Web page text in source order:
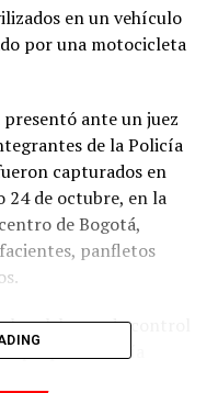
en un vehículo
por una motocicleta
ante un juez
de la Policía
capturados en
24 de octubre, en la
de Bogotá,
panfletos
labores de control
que permanecía